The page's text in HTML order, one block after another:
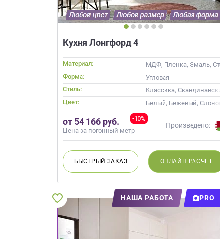
Кухня Лонгфорд 4
Материал:
МДФ, Пленка, Эмаль,
Форма:
Угловая
Стиль:
Классика,
Цвет:
Белый, Бежевый,
-10%
от 54 166 руб.
Цена за погонный метр
Произведено:
БЫСТРЫЙЗАКАЗ ОНЛАЙН РАСЧЕТ
НАША РАБОТА PRO